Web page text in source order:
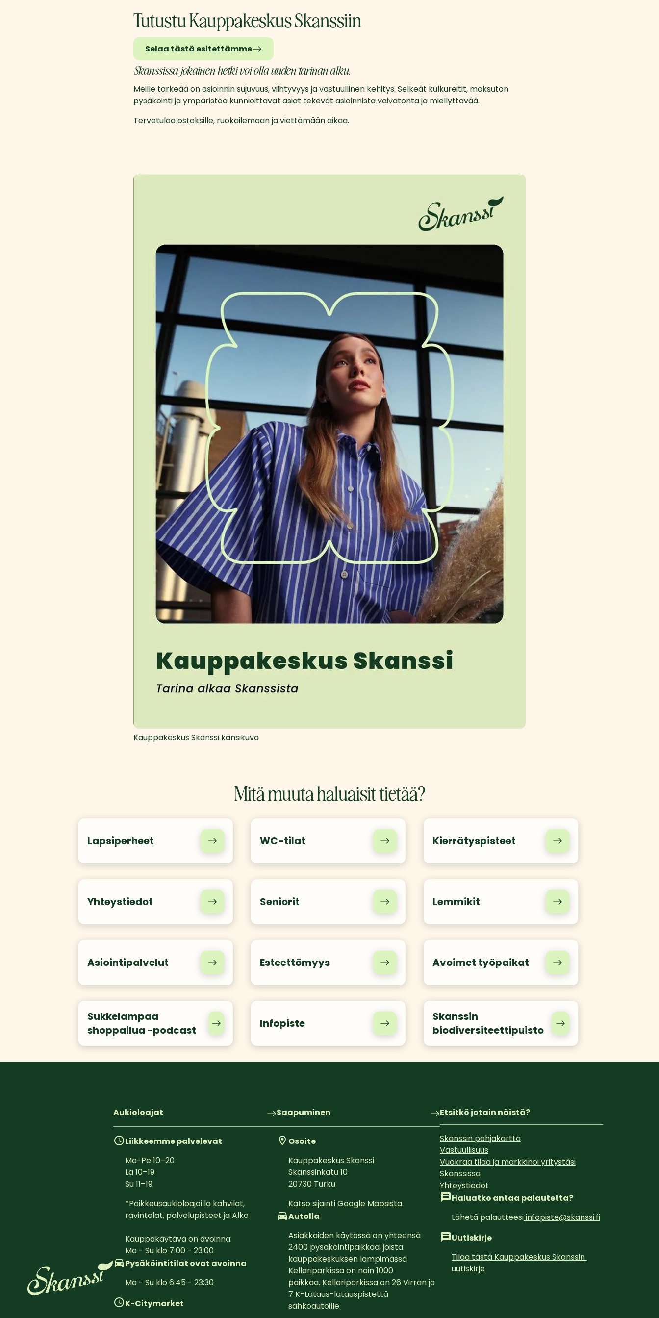
Tutustu Kauppakeskus Skanssiin
Selaa tästä esitettämme
Skanssissa jokainen hetki voi olla uuden tarinan alku.
Meille tärkeää on asioinnin sujuvuus, viihtyvyys ja vastuullinen kehitys. Selkeät kulkureitit, maksuton
pysäköinti ja ympäristöä kunnioittavat asiat tekevät asioinnista vaivatonta ja miellyttävää.
Tervetuloa ostoksille, ruokailemaan ja viettämään aikaa.
Kauppakeskus Skanssi kansikuva
Mitä muuta haluaisit tietää?
Lapsiperheet WC-tilat Kierrätyspisteet
Yhteystiedot Seniorit Lemmikit
Asiointipalvelut Esteettömyys Avoimet työpaikat
Sukkelampaa
shoppailua -podcast
Infopiste
Skanssin
biodiversiteettipuisto
Aukioloajat
Liikkeemme palvelevat
Ma-Pe10–20
La10–19
Su11–19
*Poikkeusaukioloajoilla kahvilat,
ravintolat, palvelupisteet ja Alko
Kauppakäytävä on avoinna:
Ma - Su klo 7:00 - 23:00
Pysäköintitilat ovat avoinna
Ma - Su klo 6:45 - 23:30
K-Citymarket
Saapuminen
Osoite
Kauppakeskus Skanssi
Skanssinkatu 10
20730 Turku
Katso sijainti Google Mapsista
Autolla
Asiakkaiden käytössä on yhteensä
2400 pysäköintipaikkaa, joista
kauppakeskuksen lämpimässä
Kellariparkissa on noin 1000
paikkaa. Kellariparkissa on 26 Virran ja
7 K-Lataus-latauspistettä
sähköautoille.
Etsitkö jotain näistä?
Skanssin pohjakartta
Vastuullisuus
Vuokraa tilaa ja markkinoi yritystäsi
Skanssissa
Yhteystiedot
Haluatko antaa palautetta?
Lähetä palautteesiinfopiste@skanssi.fi
Uutiskirje
Tilaa tästä Kauppakeskus Skanssin
uutiskirje